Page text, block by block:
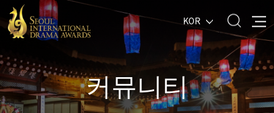
KOR
커뮤니티